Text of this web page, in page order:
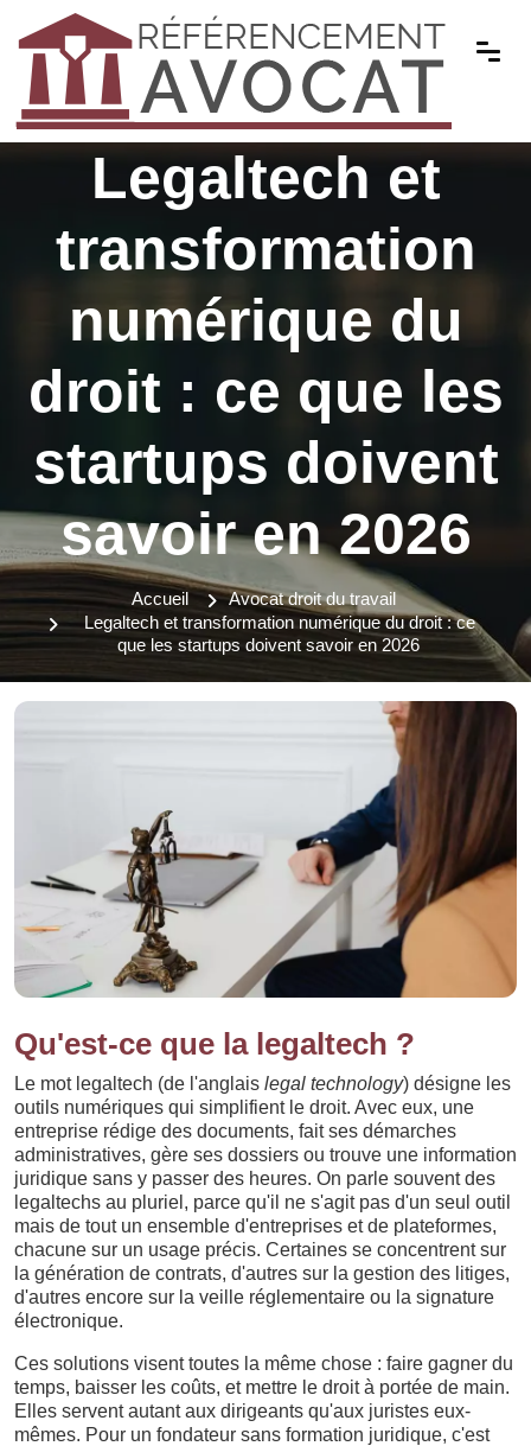
Legaltech et
transformation
numérique du
droit : ce que les
startups doivent
savoir en 2026
Accueil
Avocat droit du travail
Legaltech et transformation numérique du droit : ce
que les startups doivent savoir en 2026
Qu'est-ce que la legaltech ?
Le mot legaltech (de l'anglais legal technology) désigne les
outils numériques qui simplifient le droit. Avec eux, une
entreprise rédige des documents, fait ses démarches
administratives, gère ses dossiers ou trouve une information
juridique sans y passer des heures. On parle souvent des
legaltechs au pluriel, parce qu'il ne s'agit pas d'un seul outil
mais de tout un ensemble d'entreprises et de plateformes,
chacune sur un usage précis. Certaines se concentrent sur
la génération de contrats, d'autres sur la gestion des litiges,
d'autres encore sur la veille réglementaire ou la signature
électronique.
Ces solutions visent toutes la même chose : faire gagner du
temps, baisser les coûts, et mettre le droit à portée de main.
Elles servent autant aux dirigeants qu'aux juristes eux-
mêmes. Pour un fondateur sans formation juridique, c'est